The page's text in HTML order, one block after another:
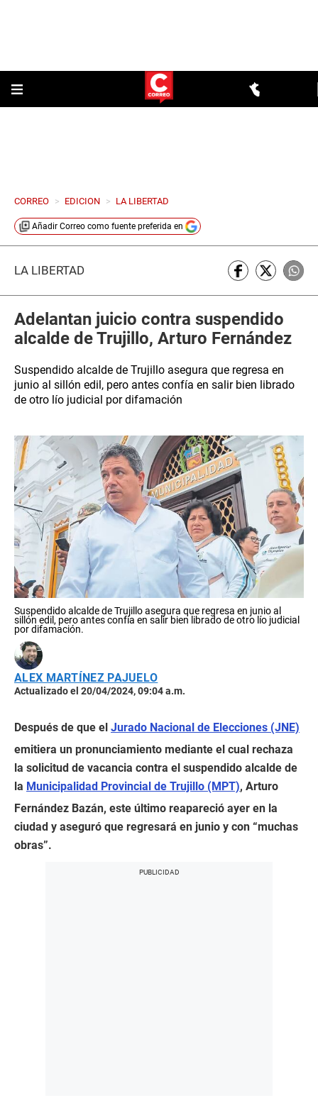
CORREO > EDICION > LA LIBERTAD
Añadir Correo como fuente preferida en
LA LIBERTAD
Adelantan juicio contra suspendido
alcalde de Trujillo, Arturo Fernández
Suspendido alcalde de Trujillo asegura que regresa en
junio al sillón edil, pero antes confía en salir bien librado
de otro lío judicial por difamación
Suspendido alcalde de Trujillo asegura que regresa en junio al
sillón edil, pero antes confía en salir bien librado de otro lío judicial
por difamación.
ALEX MARTÍNEZ PAJUELO
Actualizado el 20/04/2024, 09:04 a.m.
Después de que el Jurado Nacional de Elecciones (JNE)
emitiera un pronunciamiento mediante el cual rechaza
la solicitud de vacancia contra el suspendido alcalde de
la Municipalidad Provincial de Trujillo (MPT), Arturo
Fernández Bazán, este último reapareció ayer en la
ciudad y aseguró que regresará en junio y con “muchas
obras”.